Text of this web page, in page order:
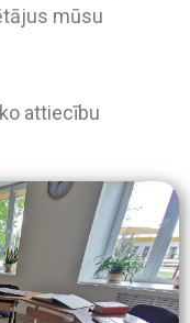
mūsu
attiecību